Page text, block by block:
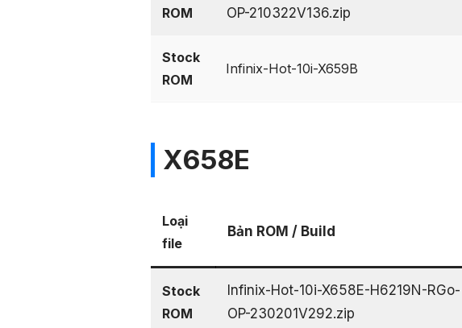
ROM
OP-210322V136.zip
Stock
ROM
Infinix-Hot-10i-X659B
X658E
Loại
file
Bản ROM / Build
Stock
ROM
Infinix-Hot-10i-X658E-H6219N-RGo-
OP-230201V292.zip